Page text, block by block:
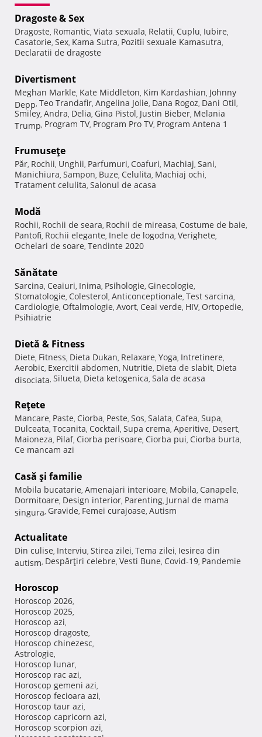
Dragoste & Sex
Dragoste, Romantic, Viata sexuala, Relatii, Cuplu, Iubire,
Casatorie, Sex, Kama Sutra, Pozitii sexuale Kamasutra,
Declaratii de dragoste
Divertisment
Meghan Markle, Kate Middleton, Kim Kardashian, Johnny
Depp, Teo Trandafir, Angelina Jolie, Dana Rogoz, Dani Otil,
Smiley, Andra, Delia, Gina Pistol, Justin Bieber, Melania
Trump, Program TV, Program Pro TV, Program Antena 1
Frumuseţe
Păr, Rochii, Unghii, Parfumuri, Coafuri, Machiaj, Sani,
Manichiura, Sampon, Buze, Celulita, Machiaj ochi,
Tratament celulita, Salonul de acasa
Modă
Rochii, Rochii de seara, Rochii de mireasa, Costume de baie,
Pantofi, Rochii elegante, Inele de logodna, Verighete,
Ochelari de soare, Tendinte 2020
Sănătate
Sarcina, Ceaiuri, Inima, Psihologie, Ginecologie,
Stomatologie, Colesterol, Anticonceptionale, Test sarcina,
Cardiologie, Oftalmologie, Avort, Ceai verde, HIV, Ortopedie,
Psihiatrie
Dietă & Fitness
Diete, Fitness, Dieta Dukan, Relaxare, Yoga, Intretinere,
Aerobic, Exercitii abdomen, Nutritie, Dieta de slabit, Dieta
disociata, Silueta, Dieta ketogenica, Sala de acasa
Reţete
Mancare, Paste, Ciorba, Peste, Sos, Salata, Cafea, Supa,
Dulceata, Tocanita, Cocktail, Supa crema, Aperitive, Desert,
Maioneza, Pilaf, Ciorba perisoare, Ciorba pui, Ciorba burta,
Ce mancam azi
Casă şi familie
Mobila bucatarie, Amenajari interioare, Mobila, Canapele,
Dormitoare, Design interior, Parenting, Jurnal de mama
singura, Gravide, Femei curajoase, Autism
Actualitate
Din culise, Interviu, Stirea zilei, Tema zilei, Iesirea din
autism, Despărţiri celebre, Vesti Bune, Covid-19, Pandemie
Horoscop
Horoscop 2026,
Horoscop 2025,
Horoscop azi,
Horoscop dragoste,
Horoscop chinezesc,
Astrologie,
Horoscop lunar,
Horoscop rac azi,
Horoscop gemeni azi,
Horoscop fecioara azi,
Horoscop taur azi,
Horoscop capricorn azi,
Horoscop scorpion azi,